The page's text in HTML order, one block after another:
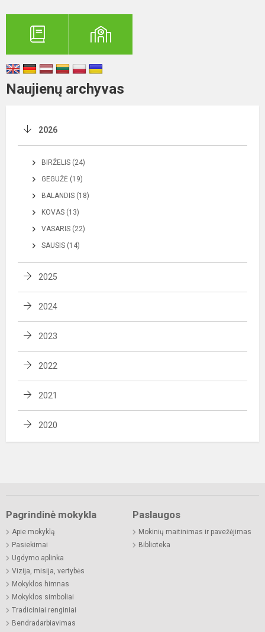
Naujienų archyvas
2026
BIRŽELIS (24)
GEGUŽĖ (19)
BALANDIS (18)
KOVAS (13)
VASARIS (22)
SAUSIS (14)
2025
2024
2023
2022
2021
2020
Pagrindinė mokykla
Apie mokyklą
Pasiekimai
Ugdymo aplinka
Vizija, misija, vertybės
Mokyklos himnas
Mokyklos simboliai
Tradiciniai renginiai
Bendradarbiavimas
Paslaugos
Mokinių maitinimas ir pavežėjimas
Biblioteka